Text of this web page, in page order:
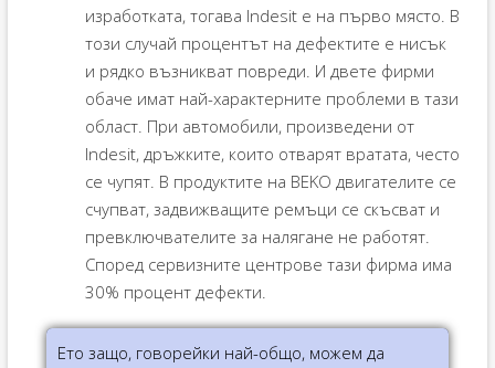
изработката, тогава Indesit е на първо място. В
този случай процентът на дефектите е нисък
и рядко възникват повреди. И двете фирми
обаче имат най-характерните проблеми в тази
област. При автомобили, произведени от
Indesit, дръжките, които отварят вратата, често
се чупят. В продуктите на BEKO двигателите се
счупват, задвижващите ремъци се скъсват и
превключвателите за налягане не работят.
Според сервизните центрове тази фирма има
30% процент дефекти.
Ето защо, говорейки най-общо, можем да